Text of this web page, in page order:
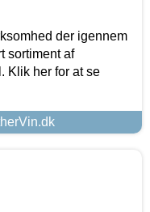
der igennem
sortiment af
Klik her for at se